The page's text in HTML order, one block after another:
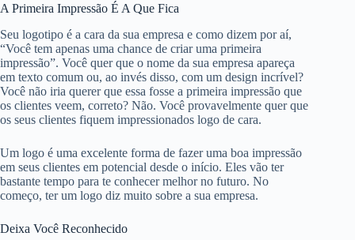
A Primeira Impressão É A Que Fica
Seu logotipo é a cara da sua empresa e como dizem por aí,
“Você tem apenas uma chance de criar uma primeira
impressão”. Você quer que o nome da sua empresa apareça
em texto comum ou, ao invés disso, com um design incrível?
Você não iria querer que essa fosse a primeira impressão que
os clientes veem, correto? Não. Você provavelmente quer que
os seus clientes fiquem impressionados logo de cara.
Um logo é uma excelente forma de fazer uma boa impressão
em seus clientes em potencial desde o início. Eles vão ter
bastante tempo para te conhecer melhor no futuro. No
começo, ter um logo diz muito sobre a sua empresa.
Deixa Você Reconhecido